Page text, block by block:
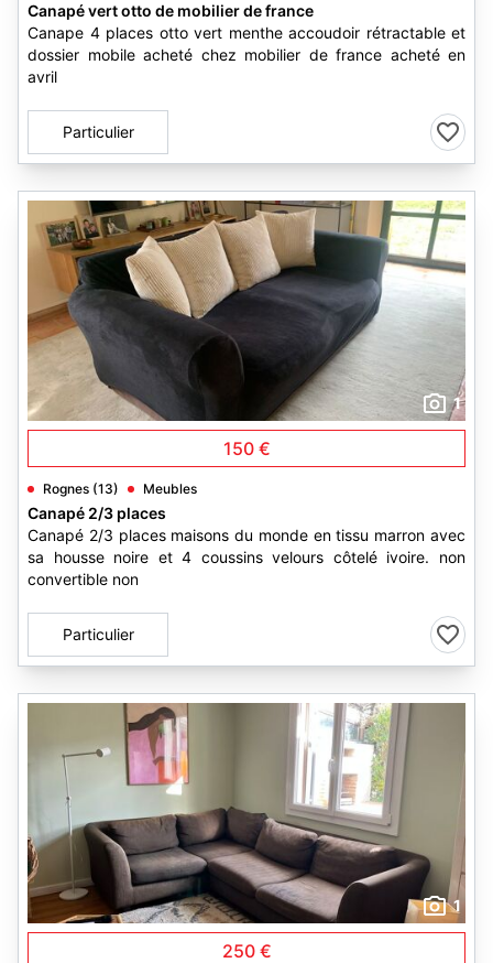
Canapé vert otto de mobilier de france
Canape 4 places otto vert menthe accoudoir rétractable et
dossier mobile acheté chez mobilier de france acheté en
avril
Particulier
1
150 €
Rognes (13) Meubles
Canapé 2/3 places
Canapé 2/3 places maisons du monde en tissu marron avec
sa housse noire et 4 coussins velours côtelé ivoire. non
convertible non
Particulier
1
250 €